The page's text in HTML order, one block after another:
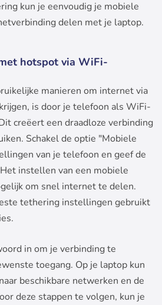
kun je eenvoudig je mobiele
delen met je laptop.
hotspot via WiFi-
manieren om internet via
is door je telefoon als WiFi-
creëert een draadloze verbinding
Schakel de optie "Mobiele
van je telefoon en geef de
instellen van een mobiele
om snel internet te delen.
tethering instellingen gebruikt
in om je verbinding te
toegang. Op je laptop kun
beschikbare netwerken en de
deze stappen te volgen, kun je